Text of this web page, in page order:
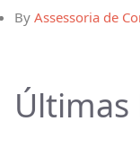
By Assessoria de
Últimas